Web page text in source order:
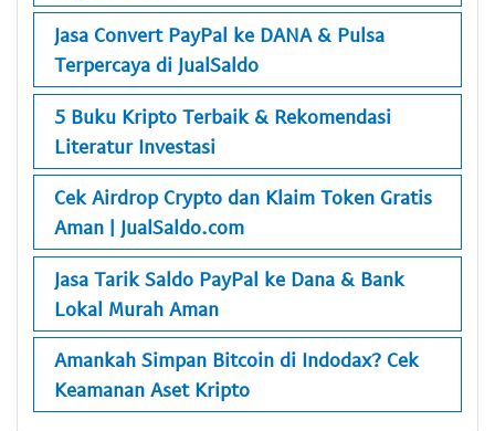
Jasa Convert PayPal ke DANA & Pulsa
Terpercaya di JualSaldo
5 Buku Kripto Terbaik & Rekomendasi
Literatur Investasi
Cek Airdrop Crypto dan Klaim Token Gratis
Aman | JualSaldo.com
Jasa Tarik Saldo PayPal ke Dana & Bank
Lokal Murah Aman
Amankah Simpan Bitcoin di Indodax? Cek
Keamanan Aset Kripto